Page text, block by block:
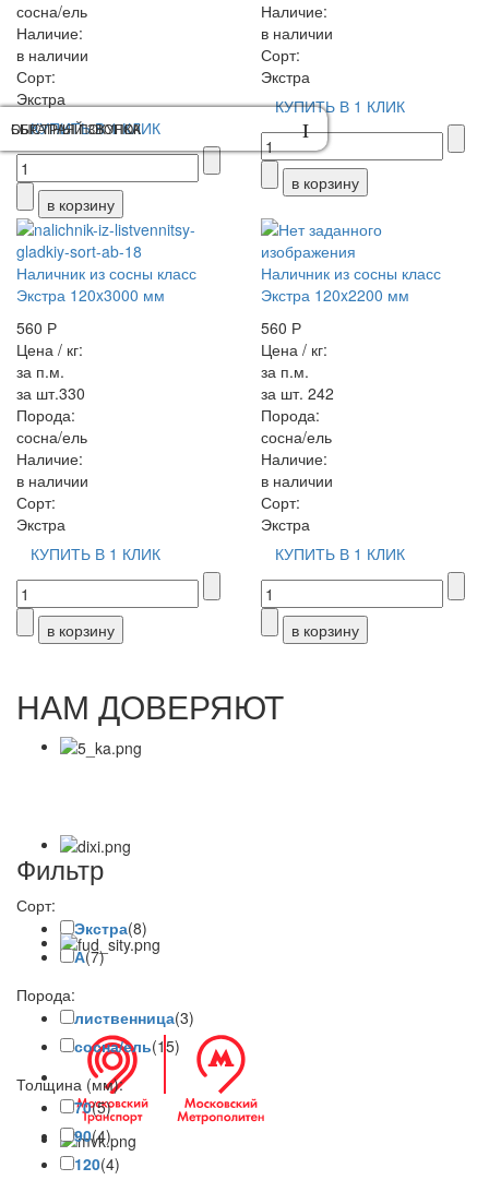
сосна/ель
Наличие:
в наличии
Сорт:
Экстра
КУПИТЬ В 1 КЛИК
Наличие:
в наличии
Сорт:
Экстра
КУПИТЬ В 1 КЛИК
Наличник из сосны класс
Экстра 120x3000 мм
560 Р
Цена / кг:
за п.м.
за шт.330
Порода:
сосна/ель
Наличие:
в наличии
Сорт:
Экстра
КУПИТЬ В 1 КЛИК
Наличник из сосны класс
Экстра 120x2200 мм
560 Р
Цена / кг:
за п.м.
за шт. 242
Порода:
сосна/ель
Наличие:
в наличии
Сорт:
Экстра
КУПИТЬ В 1 КЛИК
НАМ ДОВЕРЯЮТ
Фильтр
Сорт:
Экстра(8)
А(7)
Порода:
лиственница(3)
сосна/ель(15)
Толщина (мм):
70(5)
90(4)
120(4)
ОБРАТНЫЙ ЗВОНОК
БЫСТРАЯ ПОКУПКА